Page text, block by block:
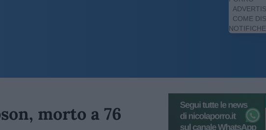
COME
morto a 76